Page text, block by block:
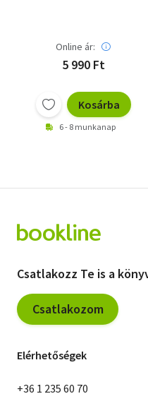
Online ár:
5 990 Ft
Kosárba
6 - 8 munkanap
Csatlakozz Te is a
Csatlakozom
Elérhetőségek
+36 1 235 60 70